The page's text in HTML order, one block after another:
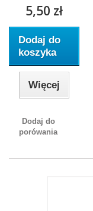
5,50 zł
Dodaj do
koszyka
Więcej
Dodaj do
porówania